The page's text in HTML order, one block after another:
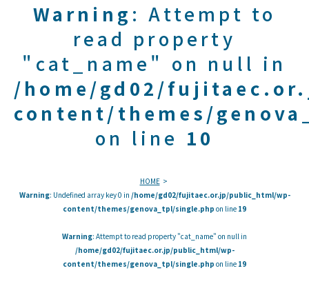
Warning : Attempt to
read property
"cat_name" on null in
/home/gd02/
content/themes/
on line 10
HOME
Warning: Undefined array key 0 in /home/gd02/fujitaec.or.jp/public_html/wp-
content/themes/genova_tpl/single.php on line 19
Warning: Attempt to read property "cat_name" on null in
/home/gd02/fujitaec.or.jp/public_html/wp-
content/themes/genova_tpl/single.php on line 19